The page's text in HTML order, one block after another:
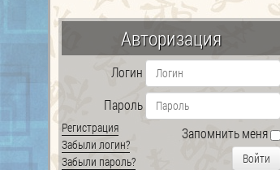
Авторизация
Логин
Пароль
Запомнить меня
Войти
Регистрация
Забыли логин?
Забыли пароль?